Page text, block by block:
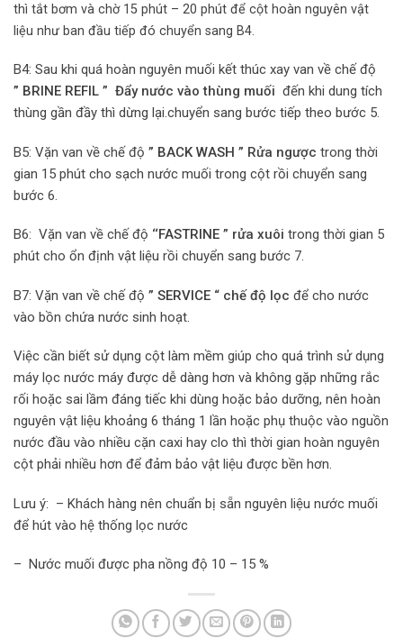
thì tắt bơm và chờ 15 phút – 20 phút để cột hoàn nguyên vật
liệu như ban đầu tiếp đó chuyển sang B4.
B4: Sau khi quá hoàn nguyên muối kết thúc xay van về chế độ
” BRINE REFIL ” Đẩy nước vào thùng muối đến khi dung tích
thùng gần đầy thì dừng lại.chuyển sang bước tiếp theo bước 5.
B5: Vặn van về chế độ ” BACK WASH ” Rửa ngược trong thời
gian 15 phút cho sạch nước muối trong cột rồi chuyển sang
bước 6.
B6: Vặn van về chế độ ‘‘FASTRINE ” rửa xuôi trong thời gian 5
phút cho ổn định vật liệu rồi chuyển sang bước 7.
B7: Vặn van về chế độ ” SERVICE “ chế độ lọc để cho nước
vào bồn chứa nước sinh hoạt.
Việc cần biết sử dụng cột làm mềm giúp cho quá trình sử dụng
máy lọc nước máy được dễ dàng hơn và không gặp những rắc
rối hoặc sai lầm đáng tiếc khi dùng hoặc bảo dưỡng, nên hoàn
nguyên vật liệu khoảng 6 tháng 1 lần hoặc phụ thuộc vào nguồn
nước đầu vào nhiều cặn caxi hay clo thì thời gian hoàn nguyên
cột phải nhiều hơn để đảm bảo vật liệu được bền hơn.
Lưu ý: – Khách hàng nên chuẩn bị sẵn nguyên liệu nước muối
để hút vào hệ thống lọc nước
– Nước muối được pha nồng độ 10 – 15 %